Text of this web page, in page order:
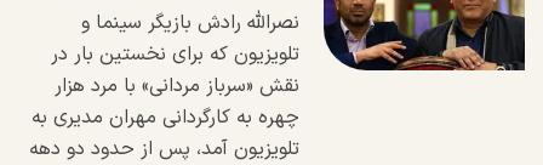
نصرالله رادش بازیگر سینما و
تلویزیون که برای نخستین بار در
نقش «سرباز مردانی» با مرد هزار
چهره به کارگردانی مهران مدیری به
تلویزیون آمد، پس از حدود دو دهه